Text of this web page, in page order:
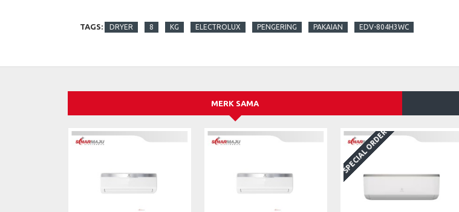
TAGS: DRYER 8 KG ELECTROLUX PENGERING PAKAIAN EDV-804H3WC
MERK SAMA
SPECIAL ORDER